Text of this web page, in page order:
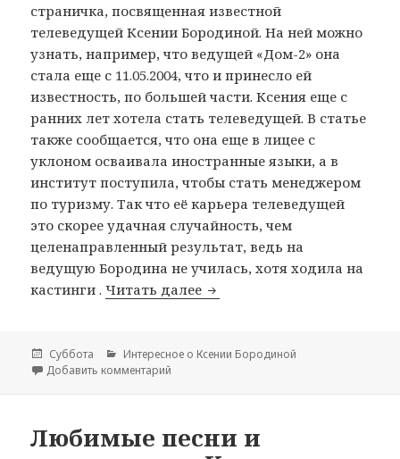
страничка, посвященная известной
телеведущей Ксении Бородиной. На ней можно
узнать, например, что ведущей «Дом-2» она
стала еще с 11.05.2004, что и принесло ей
известность, по большей части. Ксения еще с
ранних лет хотела стать телеведущей. В статье
также сообщается, что она еще в лицее с
уклоном осваивала иностранные языки, а в
институт поступила, чтобы стать менеджером
по туризму. Так что её карьера телеведущей
это скорее удачная случайность, чем
целенаправленный результат, ведь на
ведущую Бородина не училась, хотя ходила на
кастинги .Читать далее Википедия Ксении
Опубликовано
Суббота Рубрики
Интересное о Ксении Бородиной
Добавить комментарий
Любимые песни и